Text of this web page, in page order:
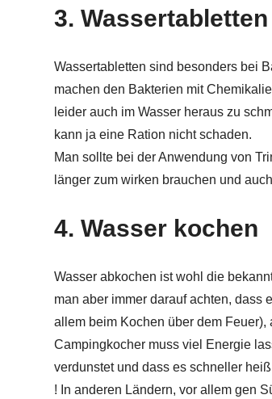
3. Wassertabletten
Wassertabletten sind besonders bei
machen den Bakterien mit
leider auch im Wasser heraus zu
kann ja eine Ration nicht schaden.
Man sollte bei der Anwendung von
länger zum wirken brauchen und
4. Wasser kochen
Wasser abkochen ist wohl die
man aber immer darauf achten, dass
allem beim Kochen über dem
Campingkocher muss viel Energie
verdunstet und dass es schneller
! In anderen Ländern, vor allem gen